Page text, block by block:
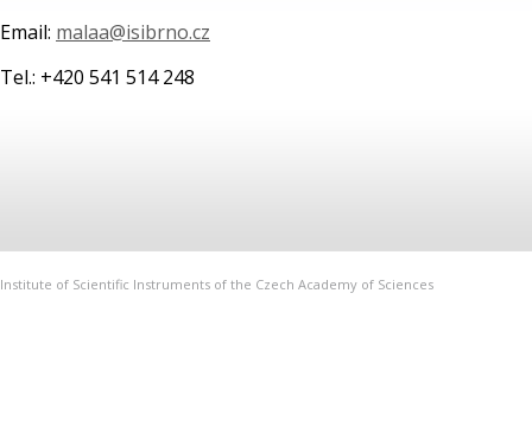
Email: malaa@isibrno.cz
Tel.: +420 541 514 248
Institute of Scientific Instruments of the Czech Academy of Sciences